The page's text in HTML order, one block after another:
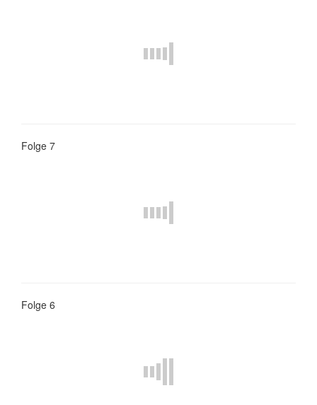
Folge 7
Folge 6